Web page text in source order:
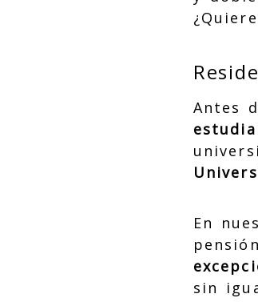
Antes
En
sin